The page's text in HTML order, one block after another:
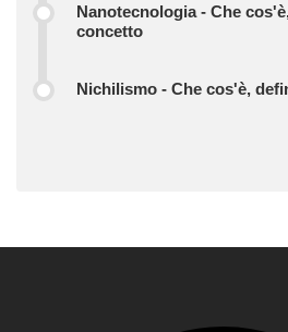
Nanotecnologia - Che
concetto
Nichilismo - Che cos'è,